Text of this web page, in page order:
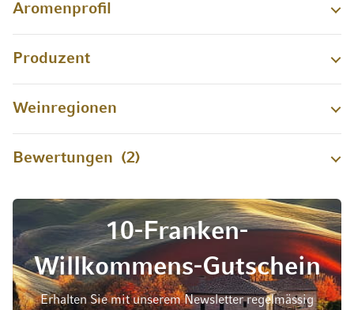
Aromenprofil
Produzent
Weinregionen
Bewertungen 2
10-Franken-
Willkommens-Gutschein
Erhalten Sie mit unserem Newsletter regelmässig